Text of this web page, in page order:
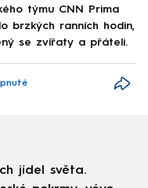
týmu CNN Prima
brzkých ranních hodin,
se zvířaty a přáteli.
jídel světa.